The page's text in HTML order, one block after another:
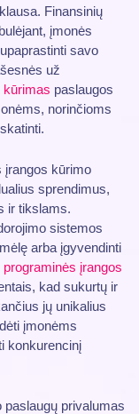
Finansinių
įmonės
savo
už
kūrimas paslaugos
norinčioms
įrangos kūrimo
sprendimus,
ir tikslams.
sistemos
arba įgyvendinti
programinės įrangos
kad sukurtų ir
jų unikalius
įmonėms
konkurencinį
privalumas